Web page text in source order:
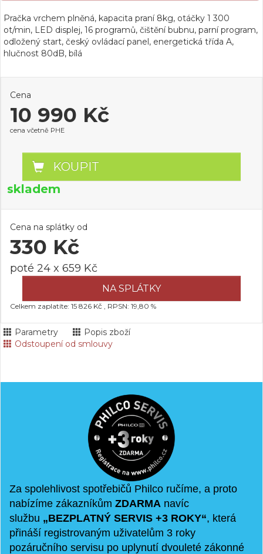
Pračka vrchem plněná, kapacita praní 8kg, otáčky 1 300
ot/min, LED displej, 16 programů, čištění bubnu, parní program,
odložený start, český ovládací panel, energetická třída A,
hlučnost 80dB, bílá
Cena
10 990 Kč
cena včetně PHE
KOUPIT
skladem
Cena na splátky od
330 Kč
poté 24 x 659 Kč
NA SPLÁTKY
Celkem zaplatíte: 15 826 Kč , RPSN: 19,80 %
Parametry
Popis zboží
Odstoupení od smlouvy
Za spolehlivost spotřebičů Philco ručíme, a proto
nabízíme zákazníkům ZDARMA navíc
službu „BEZPLATNÝ SERVIS +3 ROKY“, která
přináší registrovaným uživatelům 3 roky
pozáručního servisu po uplynutí dvouleté zákonné